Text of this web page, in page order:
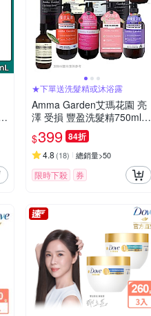
★下單送洗髮精或沐浴露
Amma Garden艾瑪花園 亮
澤 受損 豐盈洗髮精750ml任
選【送洗髮精或沐浴露300
ml】
$399 84折
4.8 (18) 總銷量>50
限時下殺 券